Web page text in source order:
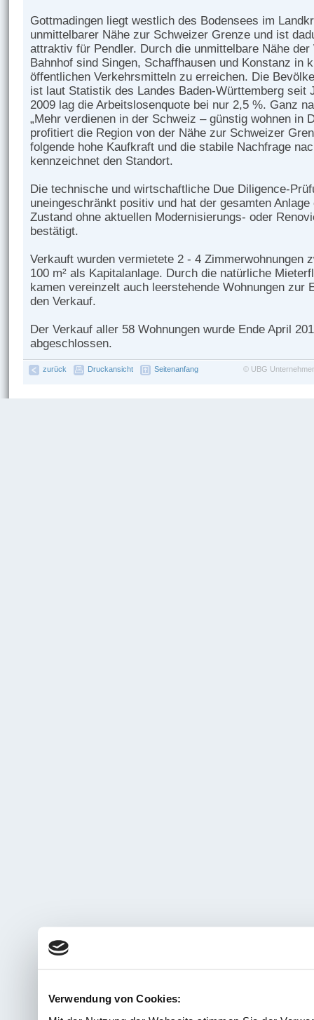
Verwendung von Cookies:
Gottmadingen liegt westlich des Bodensees im
unmittelbarer Nähe zur Schweizer Grenze und ist
attraktiv für Pendler. Durch die unmittelbare Nähe der
Bahnhof sind Singen, Schaff­hausen und Konstanz in
öffent­lichen Ver­kehrs­mitteln zu erreichen. Die
ist laut Statistik des Landes Baden-Württemberg seit
2009 lag die Arbeits­losenquote bei nur 2,5 %. Ganz
„Mehr verdienen in der Schweiz – günstig wohnen in
profitiert die Region von der Nähe zur Schweizer
folgende hohe Kaufkraft und die stabile Nach­frage
kennzeichnet den Standort.
Die technische und wirtschaftliche Due Diligence-
uneingeschränkt positiv und hat der gesamten Anlage
Zustand ohne aktuellen Modernisierungs- oder
bestätigt.
Verkauft wurden vermietete 2 - 4 Zimmerwohnungen
100 m² als Kapitalanlage. Durch die natürliche
kamen vereinzelt auch leerstehende Wohnungen zur
den Verkauf.
Der Verkauf aller 58 Wohnungen wurde Ende April
abgeschlossen.
© UBG
zurück Druckansicht Seitenanfang